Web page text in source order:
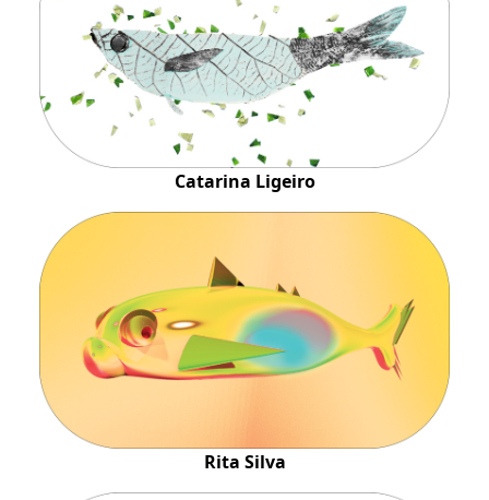
Catarina Ligeiro
Rita Silva